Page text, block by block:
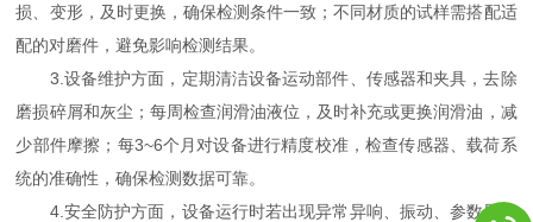
损、变形，及时更换，确保检测条件一致；不同材质的试样需搭配适
配的对磨件，避免影响检测结果。
3.设备维护方面，定期清洁设备运动部件、传感器和夹具，去除
磨损碎屑和灰尘；每周检查润滑油液位，及时补充或更换润滑油，减
少部件摩擦；每3~6个月对设备进行精度校准，检查传感器、载荷系
统的准确性，确保检测数据可靠。
4.安全防护方面，设备运行时若出现异常异响、振动、参数异常